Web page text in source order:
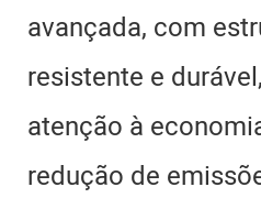
avançada, com
resistente e
atenção à
redução de